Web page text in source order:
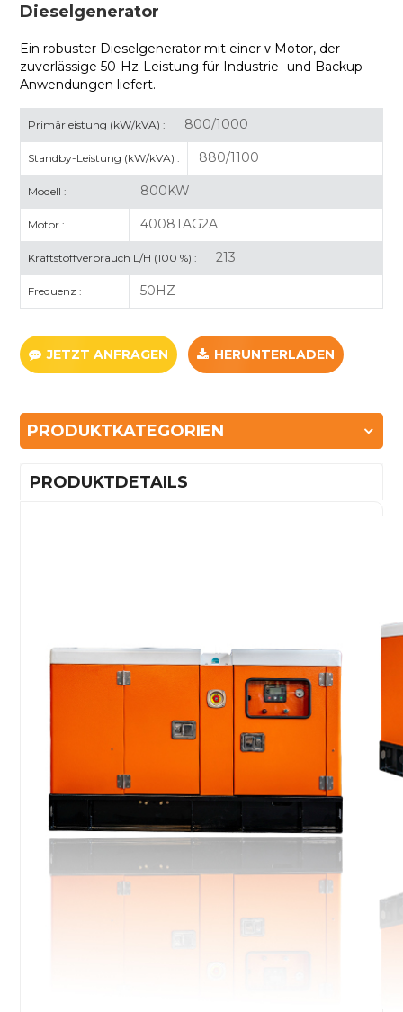
Dieselgenerator
Ein robuster Dieselgenerator mit einerv Motor, der
zuverlässige 50-Hz-Leistung für Industrie- und Backup-
Anwendungen liefert.
Primärleistung (kW/kVA) : 800/1000
Standby-Leistung (kW/kVA) : 880/1100
Modell : 800KW
Motor : 4008TAG2A
Kraftstoffverbrauch L/H (100 %) : 213
Frequenz : 50HZ
JETZT ANFRAGEN HERUNTERLADEN
PRODUKTKATEGORIEN
PRODUKTDETAILS